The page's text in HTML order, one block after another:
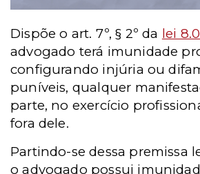
Dispõe o art. 7º, § 2º da lei
advogado terá imunidade
configurando injúria ou
puníveis, qualquer
parte, no exercício
fora dele.
Partindo-se dessa premissa
o advogado possui